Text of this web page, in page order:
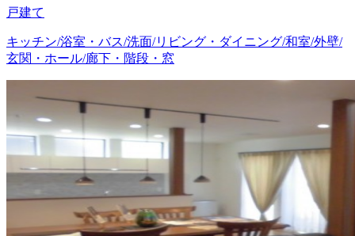
戸建て
キッチン/浴室・バス/洗面/リビング・ダイニング/和室/外壁/
玄関・ホール/廊下・階段・窓